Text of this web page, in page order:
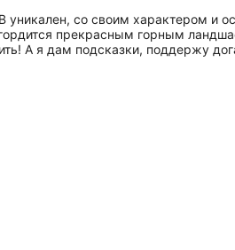
со своим характером и
прекрасным горным
А я дам подсказки, поддержу